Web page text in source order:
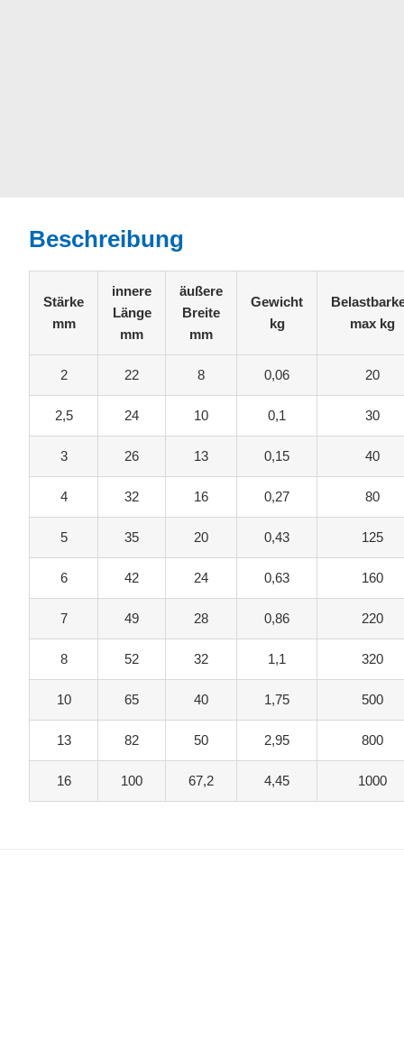
Beschreibung
Stärke
mm
innere
Länge
mm
äußere
Breite
mm
Gewicht
kg
max kg
2 22 8 0,06 20
2,5 24 10 0,1 30
3 26 13 0,15 40
4 32 16 0,27 80
5 35 20 0,43 125
6 42 24 0,63 160
7 49 28 0,86 220
8 52 32 1,1 320
10 65 40 1,75 500
13 82 50 2,95 800
16 100 67,2 4,45 1000